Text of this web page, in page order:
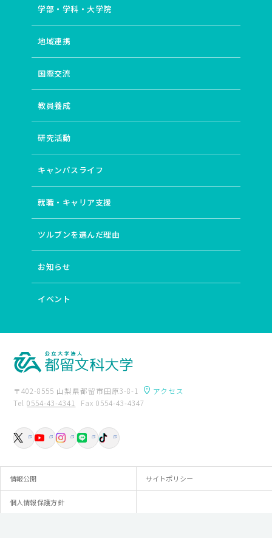
入試資料請求
お問い合わせ
学部・学科・大学院
地域連携
国際交流
教員養成
研究活動
キャンパスライフ
就職・キャリア支援
ツルブンを選んだ理由
お知らせ
イベント
〒402-8555 山梨県都留市田原3-8-1
アクセス
Tel0554-43-4341 Fax 0554-43-4347
情報公開 サイトポリシー
個人情報保護方針